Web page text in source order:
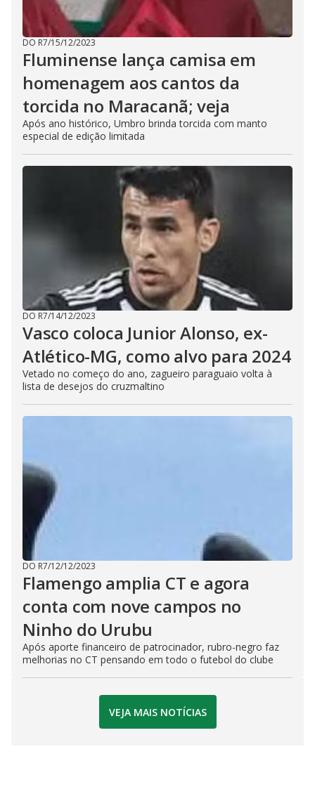
DO R7/15/12/2023
Fluminense lança camisa em
homenagem aos cantos da
torcida no Maracanã; veja
Após ano histórico, Umbro brinda torcida com manto
especial de edição limitada
DO R7/14/12/2023
Vasco coloca Junior Alonso, ex-
Atlético-MG, como alvo para 2024
Vetado no começo do ano, zagueiro paraguaio volta à
lista de desejos do cruzmaltino
DO R7/12/12/2023
Flamengo amplia CT e agora
conta com nove campos no
Ninho do Urubu
Após aporte financeiro de patrocinador, rubro-negro faz
melhorias no CT pensando em todo o futebol do clube
VEJA MAIS NOTÍCIAS